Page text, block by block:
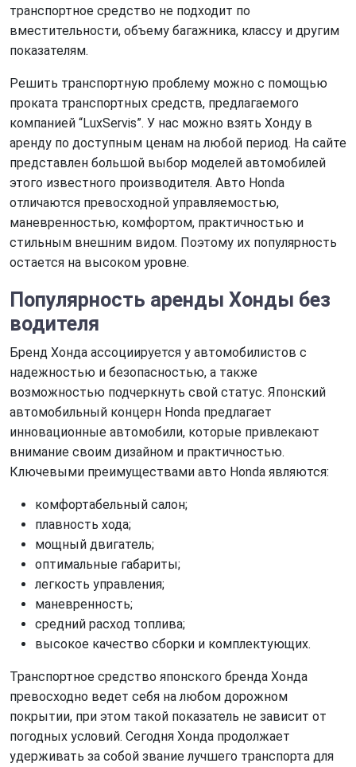
транспортное средство не подходит по
вместительности, объему багажника, классу и другим
показателям.
Решить транспортную проблему можно с помощью
проката транспортных средств, предлагаемого
компанией “LuxServis”. У нас можно взять Хонду в
аренду по доступным ценам на любой период. На сайте
представлен большой выбор моделей автомобилей
этого известного производителя. Авто Honda
отличаются превосходной управляемостью,
маневренностью, комфортом, практичностью и
стильным внешним видом. Поэтому их популярность
остается на высоком уровне.
Популярность аренды Хонды без
водителя
Бренд Хонда ассоциируется у автомобилистов с
надежностью и безопасностью, а также
возможностью подчеркнуть свой статус. Японский
автомобильный концерн Honda предлагает
инновационные автомобили, которые привлекают
внимание своим дизайном и практичностью.
Ключевыми преимуществами авто Honda являются:
комфортабельный салон;
плавность хода;
мощный двигатель;
оптимальные габариты;
легкость управления;
маневренность;
средний расход топлива;
высокое качество сборки и комплектующих.
Транспортное средство японского бренда Хонда
превосходно ведет себя на любом дорожном
покрытии, при этом такой показатель не зависит от
погодных условий. Сегодня Хонда продолжает
удерживать за собой звание лучшего транспорта для